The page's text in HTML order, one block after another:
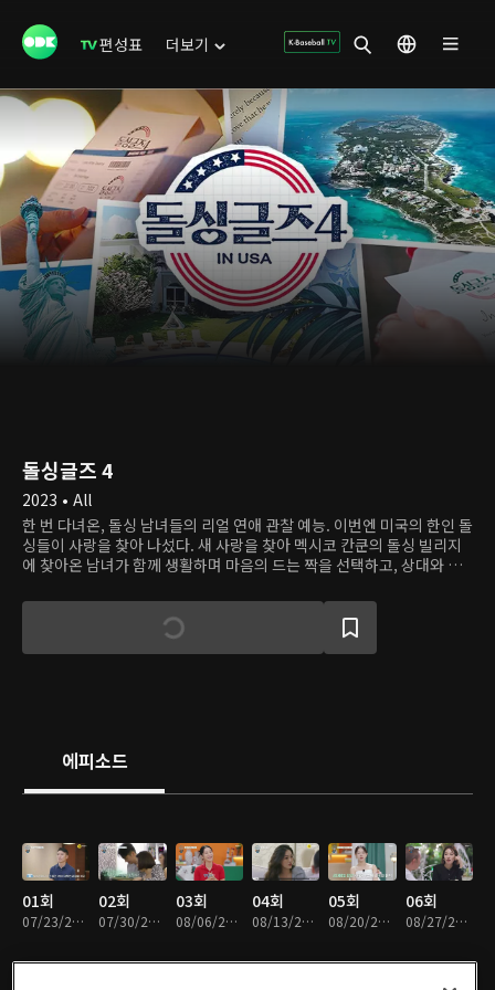
편성표 더보기
돌싱글즈 4
2023 • All
한 번 다녀온, 돌싱 남녀들의 리얼 연애 관찰 예능. 이번엔 미국의 한인 돌
싱들이 사랑을 찾아 나섰다. 새 사랑을 찾아 멕시코 칸쿤의 돌싱 빌리지
에 찾아온 남녀가 함께 생활하며 마음의 드는 짝을 선택하고, 상대와 리
에피소드
01회
07/23/2023 • 1시간 34분
02회
07/30/2023 • 1시간 33분
03회
08/06/2023 • 1시간 31분
04회
08/13/2023 • 1시간 33분
05회
08/20/2023 • 1시간 32분
06회
08/27/2023 • 1시간 34분